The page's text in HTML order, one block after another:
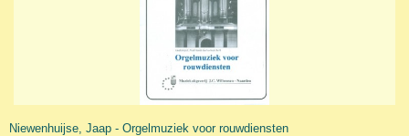
Niewenhuijse, Jaap - Orgelmuziek voor rouwdiensten